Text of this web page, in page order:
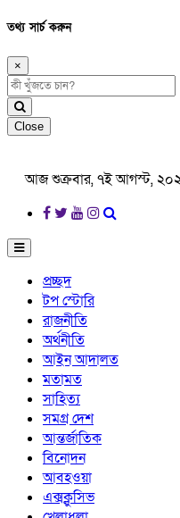
তথ্য সার্চ করুন
×
Close
আজ শুক্রবার, ৭ই আগস্ট, ২০২৬
প্রচ্ছদ
টপ স্টোরি
রাজনীতি
অর্থনীতি
আইন আদালত
মতামত
সাহিত্য
সমগ্র দেশ
আন্তর্জাতিক
বিনোদন
আবহওয়া
এক্সক্লুসিভ